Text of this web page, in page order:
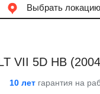
Выбрать локацию
VII 5D HB
10 лет гарантия на